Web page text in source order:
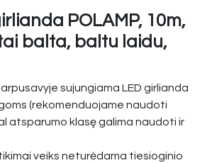
POLAMP, 10m,
balta, baltu laidu,
sujungiama LED girlianda
(rekomenduojame naudoti
atsparumo klasę galima naudoti ir
veiks neturėdama tiesioginio